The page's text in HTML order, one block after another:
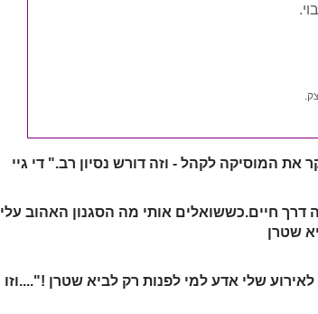
די גיי
חיים.כששואלים אותי מה הסגנון האהוב עלי
לאירוע שלי אדע למי לפנות רק לביא שטרן !"....וזו